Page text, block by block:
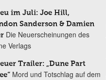
im Juli: Joe Hill,
Sanderson & Damien
Die Neuerscheinungen des
Verlags
Trailer: „Dune Part
Mord und Totschlag auf dem